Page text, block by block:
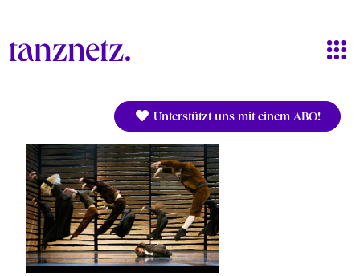
Unterstützt uns mit einem ABO!